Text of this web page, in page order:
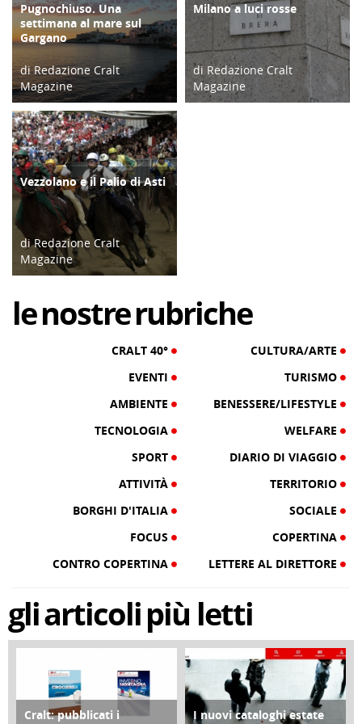
ATTIVITÀ
Pugnochiuso. Una
settimana al mare sul
Gargano
di Redazione Cralt
Magazine
1 ora e 7 min. fa
ATTIVITÀ
Milano a luci rosse
di Redazione Cralt
Magazine
ATTIVITÀ
Vezzolano e il Palio di Asti
di Redazione Cralt
Magazine
lenostrerubriche
CRALT 40°
CULTURA/ARTE
EVENTI
TURISMO
AMBIENTE
BENESSERE/LIFESTYLE
TECNOLOGIA
WELFARE
SPORT
DIARIO DI VIAGGIO
ATTIVITÀ
TERRITORIO
BORGHI D'ITALIA
SOCIALE
FOCUS
COPERTINA
CONTRO COPERTINA
LETTERE AL DIRETTORE
gliarticolipiù letti
COPERTINA
Cralt: pubblicati i
CONTRO COPERTINA
I nuovi cataloghi estate